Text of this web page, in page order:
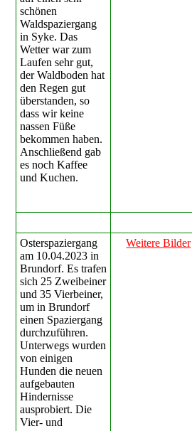
schönen
Waldspaziergang
in Syke. Das
Wetter war zum
Laufen sehr gut,
der Waldboden hat
den Regen gut
überstanden, so
dass wir keine
nassen Füße
bekommen haben.
Anschließend gab
es noch Kaffee
und Kuchen.
Osterspaziergang
am 10.04.2023 in
Brundorf. Es trafen
sich 25 Zweibeiner
und 35 Vierbeiner,
um in Brundorf
einen Spaziergang
durchzuführen.
Unterwegs wurden
von einigen
Hunden die neuen
aufgebauten
Hindernisse
ausprobiert. Die
Vier- und
Weitere Bilder